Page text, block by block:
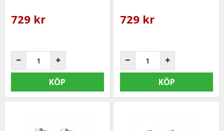
729 kr
KÖP
729 kr
KÖP